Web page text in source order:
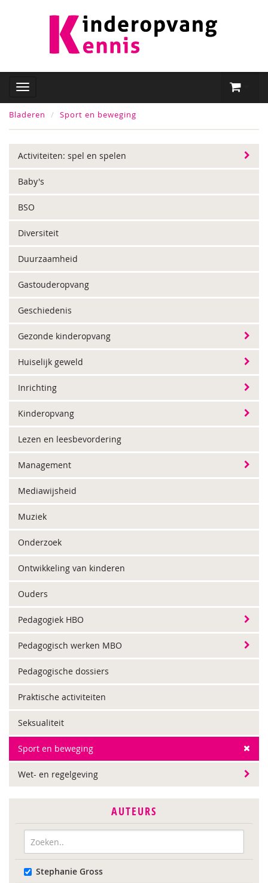
Bladeren Sport en beweging
Activiteiten: spel en spelen
Baby's
BSO
Diversiteit
Duurzaamheid
Gastouderopvang
Geschiedenis
Gezonde kinderopvang
Huiselijk geweld
Inrichting
Kinderopvang
Lezen en leesbevordering
Management
Mediawijsheid
Muziek
Onderzoek
Ontwikkeling van kinderen
Ouders
Pedagogiek HBO
Pedagogisch werken MBO
Pedagogische dossiers
Praktische activiteiten
Seksualiteit
Sport en beweging
Wet- en regelgeving
AUTEURS
Stephanie Gross